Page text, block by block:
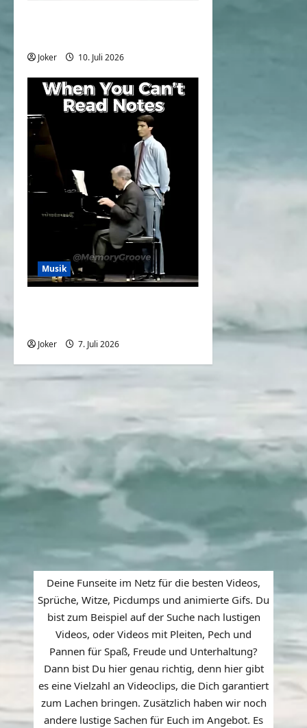
Joker 10. Juli 2026
Musik
Joker 7. Juli 2026
Deine Funseite im Netz für die besten Videos,
Sprüche, Witze, Picdumps und animierte Gifs. Du
bist zum Beispiel auf der Suche nach lustigen
Videos, oder Videos mit Pleiten, Pech und
Pannen für Spaß, Freude und Unterhaltung?
Dann bist Du hier genau richtig, denn hier gibt
es eine Vielzahl an Videoclips, die Dich garantiert
zum Lachen bringen. Zusätzlich haben wir noch
andere lustige Sachen für Euch im Angebot. Es